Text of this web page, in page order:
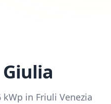
kWp in Friuli Venezia